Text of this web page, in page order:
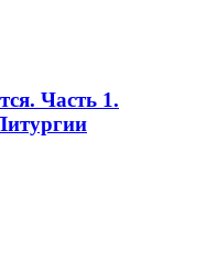
Часть 1.